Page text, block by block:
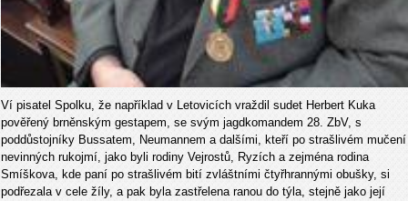
Ví pisatel Spolku, že například v Letovicích vraždil sudet Herbert Kuka
pověřený brněnským gestapem, se svým jagdkomandem 28. ZbV, s
poddůstojníky Bussatem, Neumannem a dalšími, kteří po strašlivém mučení
nevinných rukojmí, jako byli rodiny Vejrostů, Ryzích a zejména rodina
Smíškova, kde paní po strašlivém bití zvláštními čtyřhrannými obušky, si
podřezala v cele žíly, a pak byla zastřelena ranou do týla, stejně jako její